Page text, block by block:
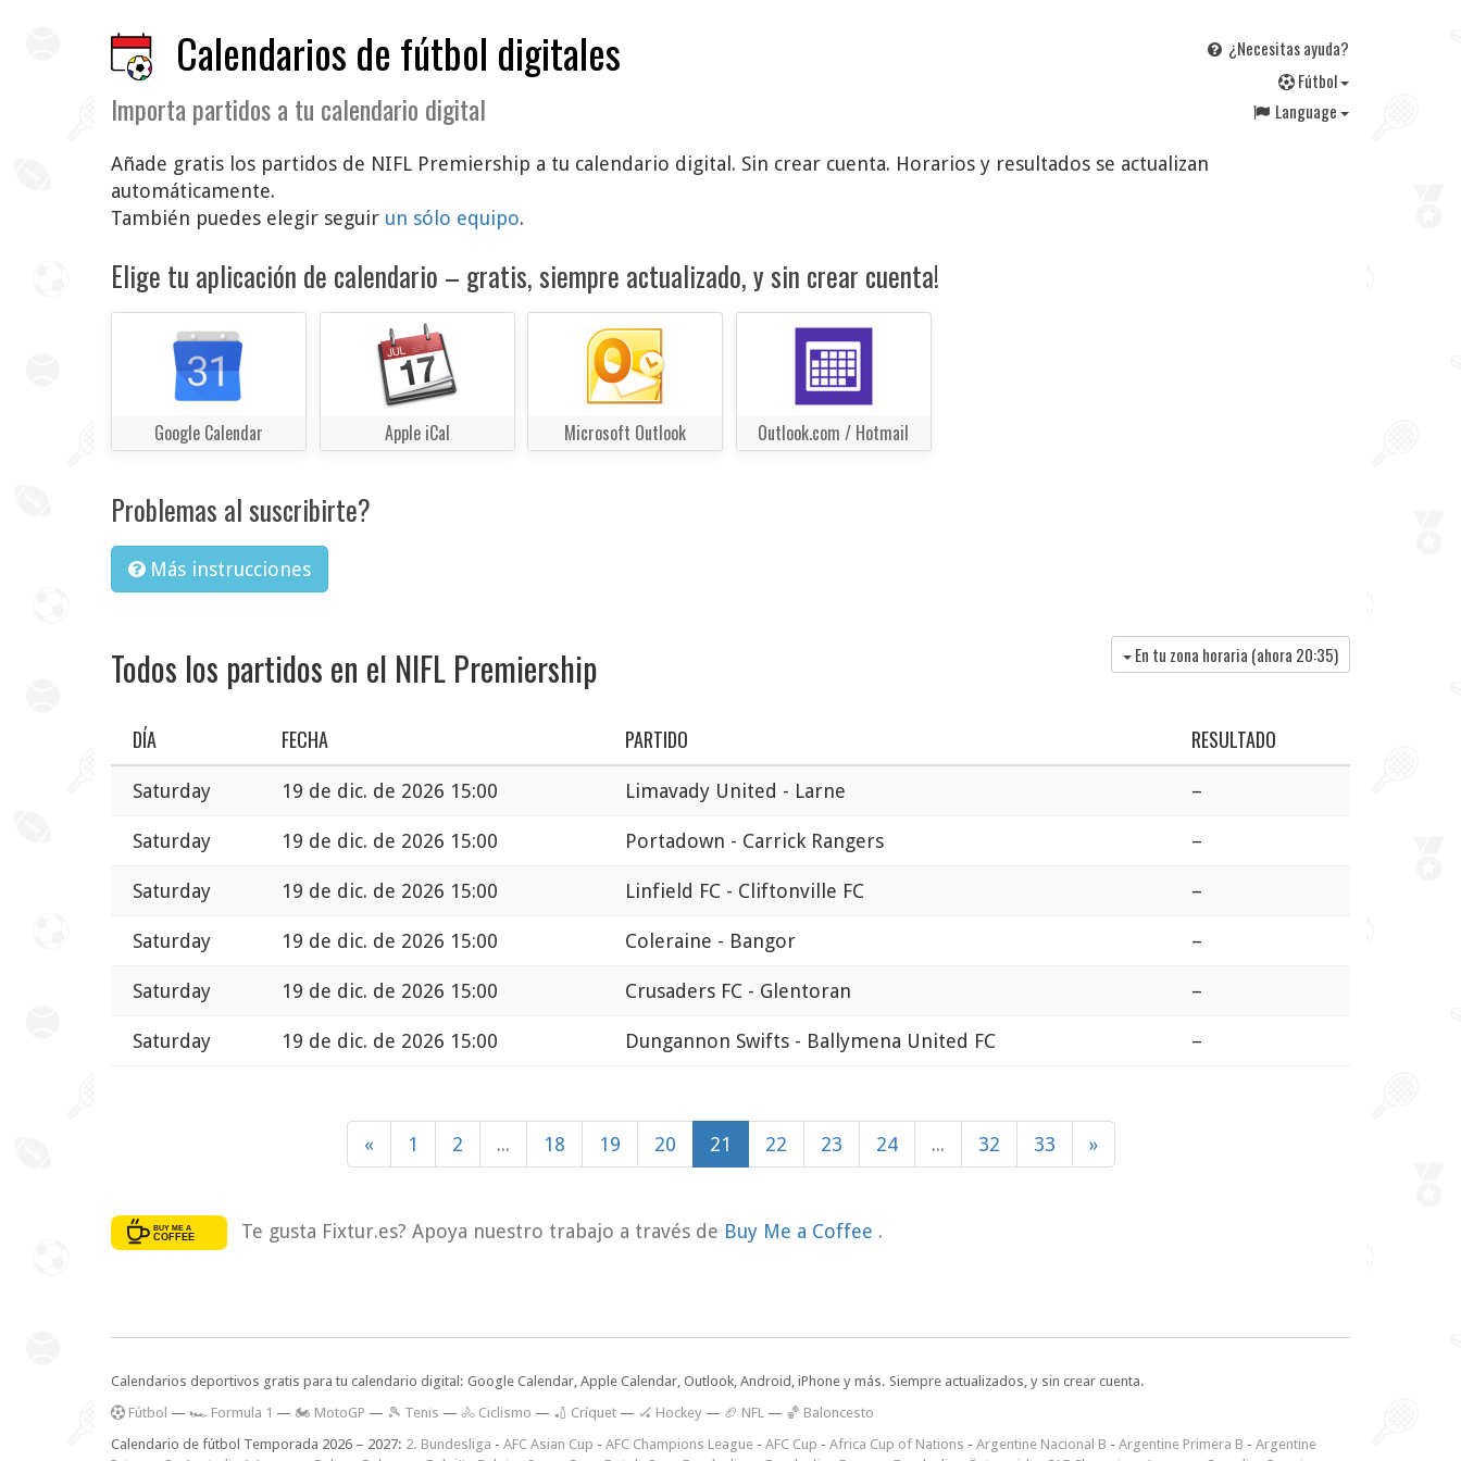
Calendarios de fútbol digitales
Importa partidos a tu calendario digital
¿Necesitas ayuda?
Fútbol
Language
Añade gratis los partidos de NIFL Premiership a tu calendario digital. Sin crear cuenta. Horarios y resultados se actualizan
automáticamente.
También puedes elegir seguir un sólo equipo.
Elige tu aplicación de calendario – gratis, siempre actualizado, y sin crear cuenta!
Google Calendar Apple iCal Microsoft Outlook Outlook.com / Hotmail
Problemas al suscribirte?
Más instrucciones
Todos los partidos en el NIFL Premiership En tu zona horaria (ahora 20:35)
DÍA FECHA PARTIDO RESULTADO
Saturday 19 de dic. de 2026 15:00 Limavady United - Larne –
Saturday 19 de dic. de 2026 15:00 Portadown - Carrick Rangers –
Saturday 19 de dic. de 2026 15:00 Linfield FC - Cliftonville FC –
Saturday 19 de dic. de 2026 15:00 Coleraine - Bangor –
Saturday 19 de dic. de 2026 15:00 Crusaders FC - Glentoran –
Saturday 19 de dic. de 2026 15:00 Dungannon Swifts - Ballymena United FC –
« 1 2 ... 18 19 20 21 22 23 24 ... 32 33 »
Te gusta Fixtur.es? Apoya nuestro trabajo a través de Buy Me a Coffee .
Calendarios deportivos gratis para tu calendario digital: Google Calendar, Apple Calendar, Outlook, Android, iPhone y más. Siempre actualizados, y sin crear cuenta.
Fútbol — 🏎️ Formula 1 — 🏍 MotoGP — 🎾 Tenis — 🚴 Ciclismo — 🏏 Críquet — 🏑 Hockey — 🏈 NFL — 🏀 Baloncesto
Calendario de fútbol Temporada 2026 – 2027: 2. Bundesliga - AFC Asian Cup - AFC Champions League - AFC Cup - Africa Cup of Nations - Argentine Nacional B - Argentine Primera B - Argentine